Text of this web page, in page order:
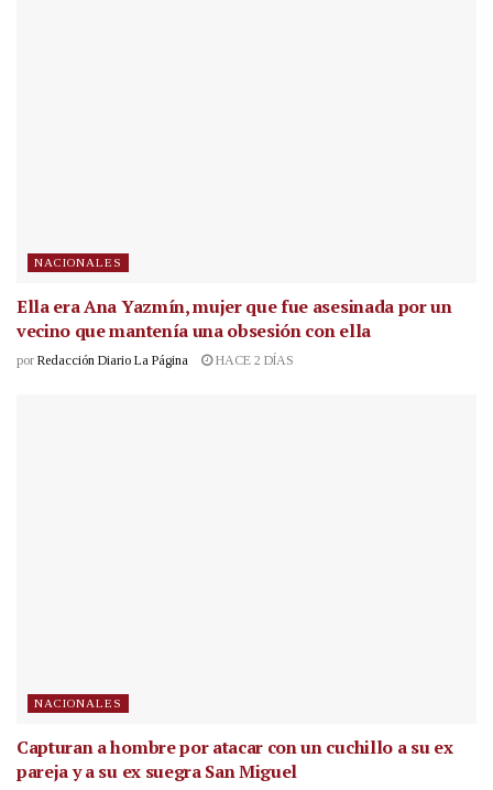
NACIONALES
Ella era Ana Yazmín, mujer que fue asesinada por un
vecino que mantenía una obsesión con ella
por Redacción Diario La Página HACE 2 DÍAS
NACIONALES
Capturan a hombre por atacar con un cuchillo a su ex
pareja y a su ex suegra San Miguel